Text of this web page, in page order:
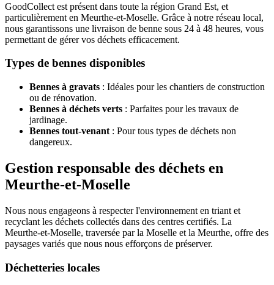
GoodCollect est présent dans toute la région Grand Est, et
particulièrement en Meurthe-et-Moselle. Grâce à notre réseau local,
nous garantissons une livraison de benne sous 24 à 48 heures, vous
permettant de gérer vos déchets efficacement.
Types de bennes disponibles
Bennes à gravats : Idéales pour les chantiers de construction
ou de rénovation.
Bennes à déchets verts : Parfaites pour les travaux de
jardinage.
Bennes tout-venant : Pour tous types de déchets non
dangereux.
Gestion responsable des déchets en
Meurthe-et-Moselle
Nous nous engageons à respecter l'environnement en triant et
recyclant les déchets collectés dans des centres certifiés. La
Meurthe-et-Moselle, traversée par la Moselle et la Meurthe, offre des
paysages variés que nous nous efforçons de préserver.
Déchetteries locales